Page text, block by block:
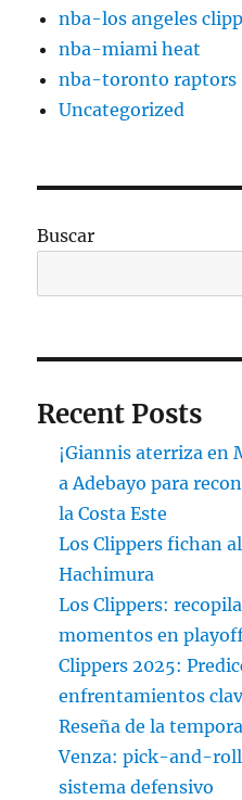
nba-los angeles
nba-miami heat
nba-toronto raptors
Uncategorized
Buscar
Recent Posts
¡Giannis aterriza en
a Adebayo para
la Costa Este
Los Clippers fichan
Hachimura
Los Clippers:
momentos en
Clippers 2025:
enfrentamientos
Reseña de la
Venza: pick-and-roll
sistema defensivo